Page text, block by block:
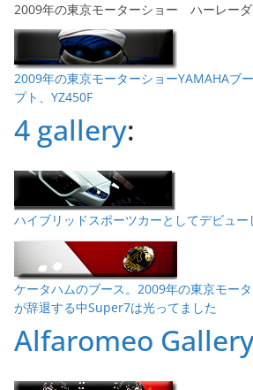
2009年の東京モーターショー ハーレー
2009年の東京モーターショーYAMAHAブ
プト、YZ450F
4 gallery:
ハイブリッドスポーツカーとしてデビュー
ケータハムのブース。2009年の東京モー
が辞退する中Super7は光ってました
Alfaromeo